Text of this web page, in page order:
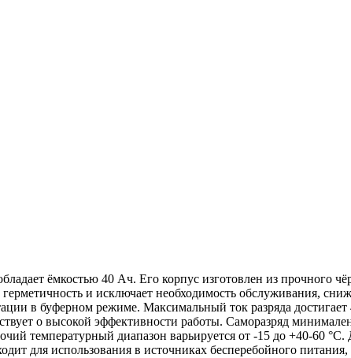
ёмкостью 40 Ач. Его корпус изготовлен из прочного
и исключает необходимость обслуживания,
в буферном режиме. Максимальный ток разряда
о высокой эффективности работы. Саморазряд
температурный диапазон варьируется от -15 до +40-60
для использования в источниках бесперебойного